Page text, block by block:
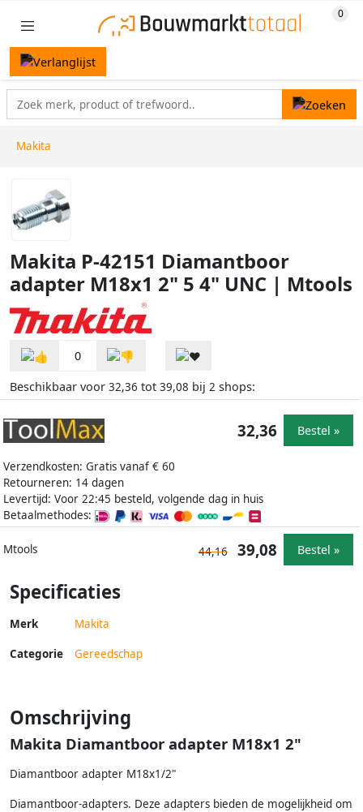
Makita
Makita P-42151 Diamantboor
adapter M18x1 2" 5 4" UNC | Mtools
0
Beschikbaar voor 32,36 tot 39,08 bij 2 shops:
Verzendkosten: Gratis vanaf € 60
Retourneren: 14 dagen
Levertijd: Voor 22:45 besteld, volgende dag in huis
Betaalmethodes:
32,36 Bestel »
Mtools 44,16 39,08 Bestel »
Specificaties
Merk Makita
Categorie Gereedschap
Omschrijving
Makita Diamantboor adapter M18x1 2"
Diamantboor adapter M18x1/2"
Diamantboor-adapters. Deze adapters bieden de mogelijkheid om